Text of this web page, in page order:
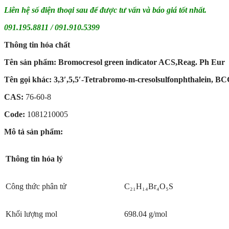
Liên hệ số điện thoại sau để được tư vấn và báo giá tốt nhất.
091.195.8811 / 091.910.5399
Thông tin hóa chất
Tên sản phẩm: Bromocresol green indicator ACS,Reag. Ph Eur
Tên gọi khác: 3,3′,5,5′-Tetrabromo-m-cresolsulfonphthalein,
CAS: 76-60-8
Code: 1081210005
Mô tả sản phẩm:
Thông tin hóa lý
Công thức phân tử C₂₁H₁₄Br₄O₅S
Khối lượng mol 698.04 g/mol